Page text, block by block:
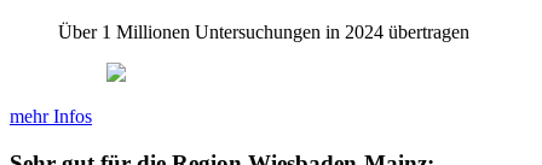
Über 1 Millionen Untersuchungen in 2024 übertragen
mehr Infos